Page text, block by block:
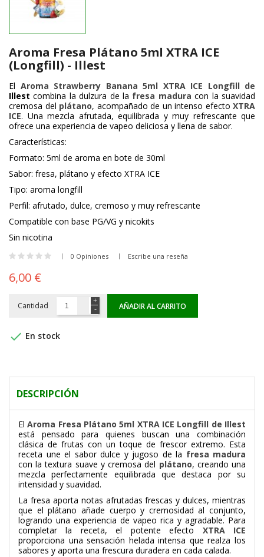
Aroma Fresa Plátano 5ml XTRA ICE
(Longfill) - Illest
El Aroma Strawberry Banana 5ml XTRA ICE Longfill de
Illest combina la dulzura de la fresa madura con la suavidad
cremosa del plátano, acompañado de un intenso efecto XTRA
ICE. Una mezcla afrutada, equilibrada y muy refrescante que
ofrece una experiencia de vapeo deliciosa y llena de sabor.
Características:
Formato: 5ml de aroma en bote de 30ml
Sabor: fresa, plátano y efecto XTRA ICE
Tipo: aroma longfill
Perfil: afrutado, dulce, cremoso y muy refrescante
Compatible con base PG/VG y nicokits
Sin nicotina
0 Opiniones Escribe una reseña
6,00 €
Cantidad AÑADIR AL CARRITO
 En stock
DESCRIPCIÓN
ElAroma Fresa Plátano 5ml XTRA ICE Longfill de Illest
está pensado para quienes buscan una combinación
clásica de frutas con un toque de frescor extremo. Esta
receta une el sabor dulce y jugoso de la fresa madura
con la textura suave y cremosa del plátano, creando una
mezcla perfectamente equilibrada que destaca por su
intensidad y suavidad.
La fresa aporta notas afrutadas frescas y dulces, mientras
que el plátano añade cuerpo y cremosidad al conjunto,
logrando una experiencia de vapeo rica y agradable. Para
completar la receta, el potente efecto XTRA ICE
proporciona una sensación helada intensa que realza los
sabores y aporta una frescura duradera en cada calada.